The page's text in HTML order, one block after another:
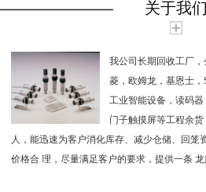
关于我们
我公司长期回收工厂
菱，欧姆龙，基恩士，
工业智能设备，读码
门子触摸屏等工程余
人，能迅速为客户消化库存、减少仓储、回笼
价格合 理，尽量满足客户的要求，提供一条 龙